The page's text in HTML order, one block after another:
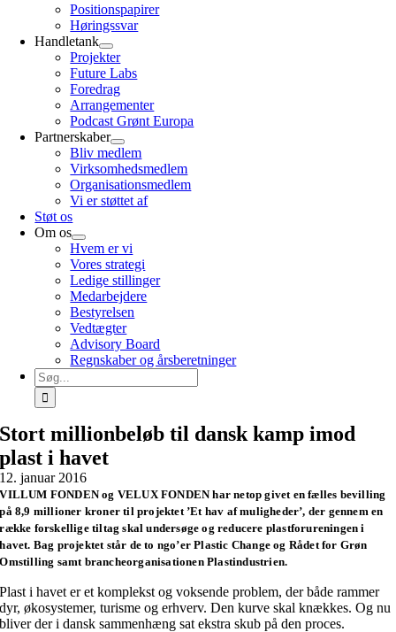
Positionspapirer
Høringssvar
Handletank
Projekter
Future Labs
Foredrag
Arrangementer
Podcast Grønt Europa
Partnerskaber
Bliv medlem
Virksomhedsmedlem
Organisationsmedlem
Vi er støttet af
Støt os
Om os
Hvem er vi
Vores strategi
Ledige stillinger
Medarbejdere
Bestyrelsen
Vedtægter
Advisory Board
Regnskaber og årsberetninger
Søg
efter:
Stort millionbeløb til dansk kamp imod
plast i havet
12. januar 2016
VILLUM FONDEN og VELUX FONDEN har netop givet en fælles bevilling
på 8,9 millioner kroner til projektet ’Et hav af muligheder’, der gennem en
række forskellige tiltag skal undersøge og reducere plastforureningen i
havet. Bag projektet står de to ngo’er Plastic Change og Rådet for Grøn
Omstilling samt brancheorganisationen Plastindustrien.
Plast i havet er et komplekst og voksende problem, der både rammer
dyr, økosystemer, turisme og erhverv. Den kurve skal knækkes. Og nu
bliver der i dansk sammenhæng sat ekstra skub på den proces.